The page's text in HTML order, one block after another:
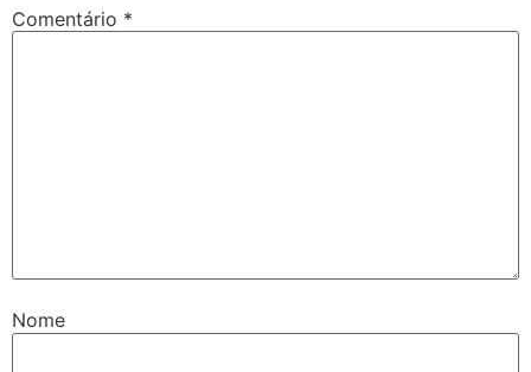
Comentário *
Nome